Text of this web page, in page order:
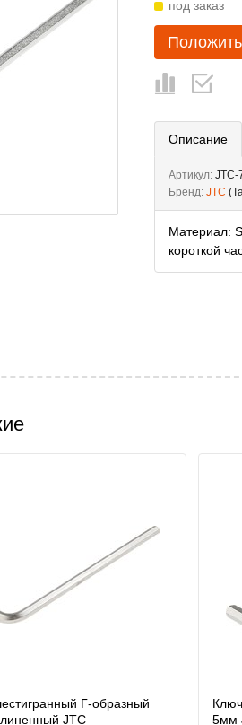
под заказ
Описание
Артикул: JTC-
Бренд: JTC
Материал:
короткой
Г-образный
JTC
5мм